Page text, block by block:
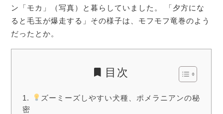
ン「モカ」（写真）と暮らしていました。 「夕方にな
ると毛玉が爆走する」その様子は、モフモフ竜巻のよう
だったとか。
目次
ズーミーズしやすい犬種、ポメラニアンの秘
密